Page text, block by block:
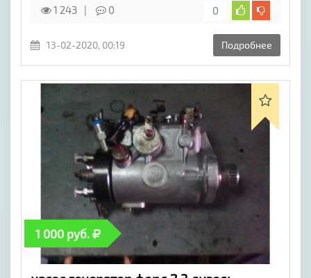
1 243 0 0
13-02-2020, 00:19 Подробнее
1 000 руб.